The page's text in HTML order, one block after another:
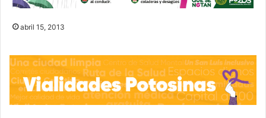
abril 15, 2013